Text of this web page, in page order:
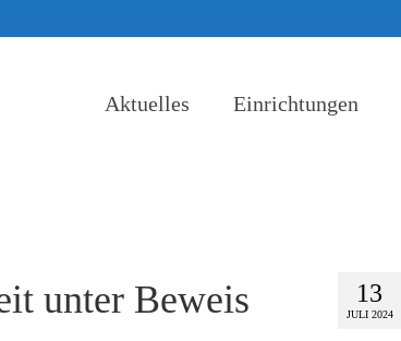
Aktuelles Einrichtungen
13
JULI 2024
unter Beweis